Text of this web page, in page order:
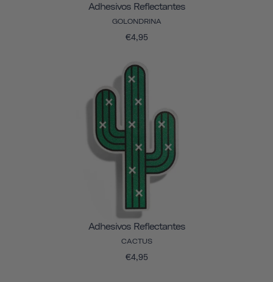
Adhesivos Reflectantes
GOLONDRINA
€4,95
Adhesivos Reflectantes
CACTUS
€4,95